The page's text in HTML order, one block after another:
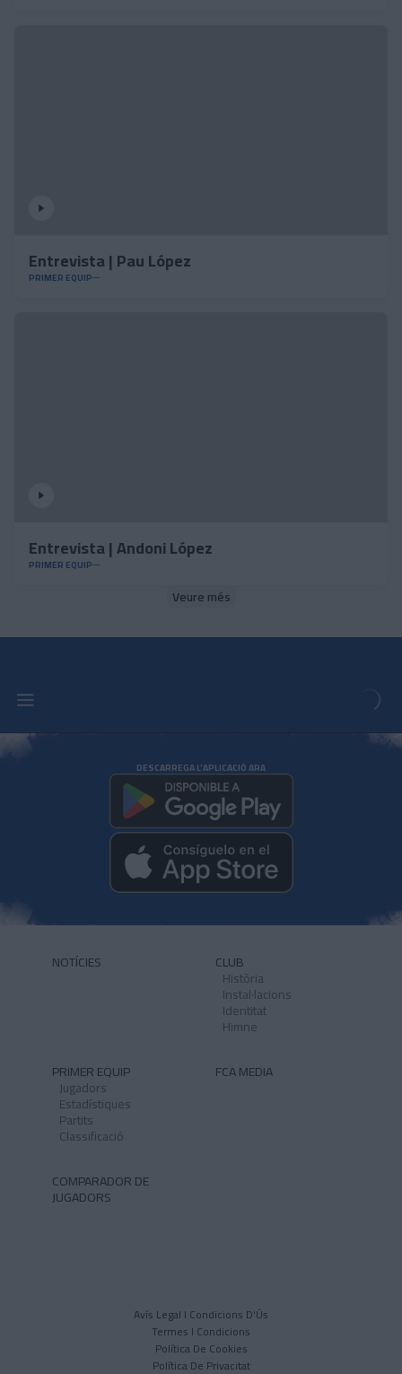
Entrevista | Pau López
PRIMER EQUIP
Entrevista | Andoni López
PRIMER EQUIP
Veure més
DESCARREGA L'APLICACIÓ ARA
NOTÍCIES CLUB
Història
Instal·lacions
Identitat
Himne
PRIMER EQUIP
Jugadors
Estadístiques
Partits
Classificació
FCA MEDIA
COMPARADOR DE
JUGADORS
Avís Legal I Condicions D'Ús
Termes I Condicions
Política De Cookies
Política De Privacitat